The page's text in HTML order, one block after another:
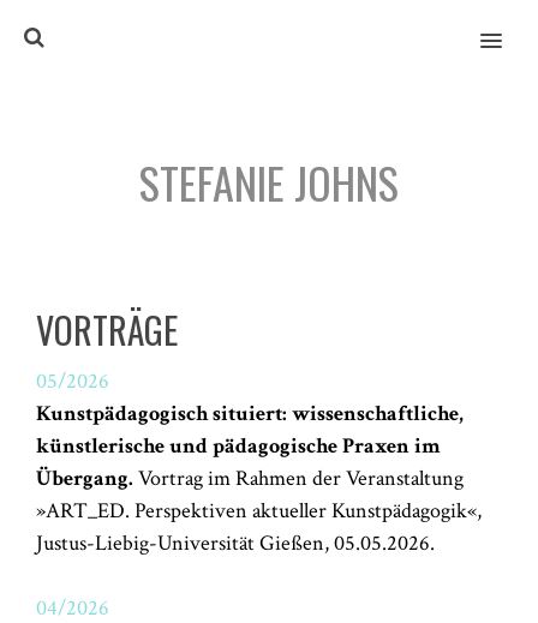
MENU
STEFANIE JOHNS
VORTRÄGE
05/2026
Kunstpädagogisch situiert: wissenschaftliche,
künstlerische und pädagogische Praxen im
Übergang. Vortrag im Rahmen der Veranstaltung
»ART_ED. Perspektiven aktueller Kunstpädagogik«,
Justus-Liebig-Universität Gießen, 05.05.2026.
04/2026